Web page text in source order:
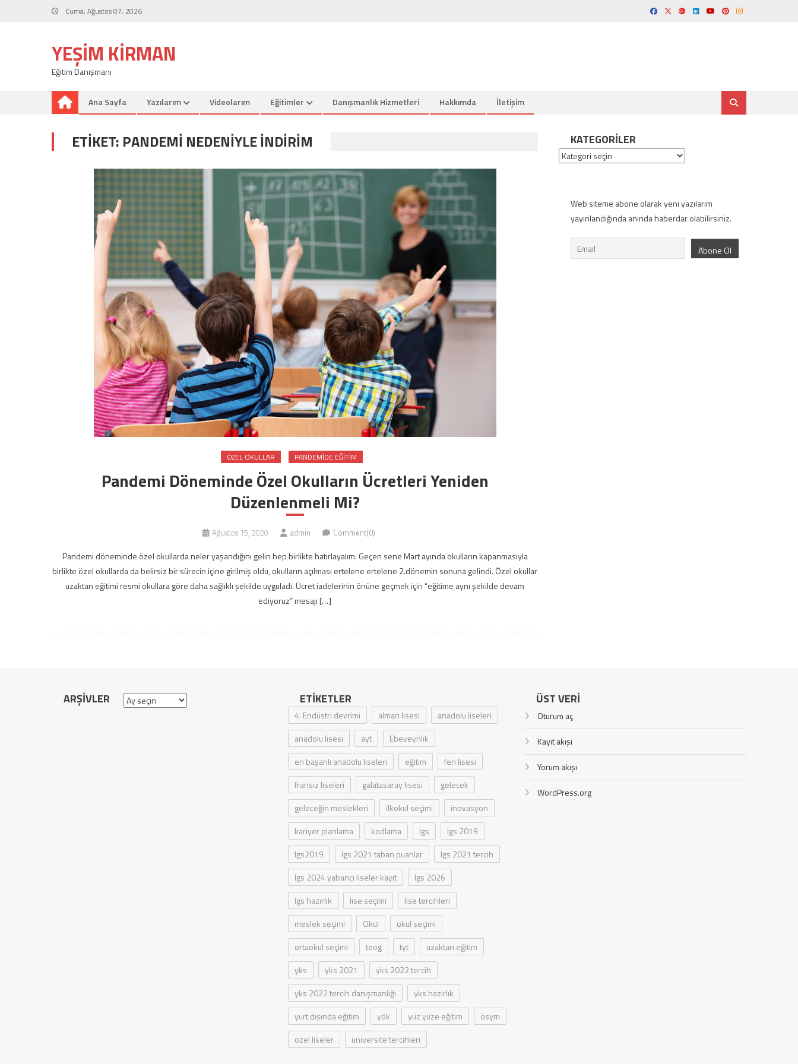
Cuma, Ağustos 07, 2026
YEŞIM KIRMAN
Eğitim Danışmanı
Ana Sayfa Yazılarım Videolarım Eğitimler Danışmanlık Hizmetleri Hakkımda İletişim
ETIKET: PANDEMI NEDENIYLE INDIRIM
ÖZEL OKULLAR PANDEMIDE EĞITIM
Pandemi Döneminde Özel Okulların Ücretleri Yeniden
Düzenlenmeli Mi?
Ağustos 15, 2020 admin Comment(0)
Pandemi döneminde özel okullarda neler yaşandığını gelin hep birlikte hatırlayalım. Geçen sene Mart ayında okulların kapanmasıyla
birlikte özel okullarda da belirsiz bir sürecin içine girilmiş oldu, okulların açılması ertelene ertelene 2.dönemin sonuna gelindi. Özel okullar
uzaktan eğitimi resmi okullara göre daha sağlıklı şekilde uyguladı. Ücret iadelerinin önüne geçmek için “eğitime aynı şekilde devam
ediyoruz” mesajı […]
KATEGORILER
Kategoriler
Web siteme abone olarak yeni yazılarım
yayınlandığında anında haberdar olabilirsiniz.
ARŞIVLER Arşivler ETIKETLER
4. Endüstri devrimi alman lisesi
anadolu liseleri
anadolu lisesi
ayt
Ebeveynlik
en başarılı anadolu liseleri
eğitim
fen lisesi
fransız liseleri
galatasaray lisesi
gelecek
geleceğin meslekleri
ilkokul seçimi
inovasyon
kariyer planlama
kodlama lgs
lgs 2019
lgs2019
lgs 2021 taban puanlar
lgs 2021 tercih
lgs 2024 yabancı liseler kayıt
lgs 2026
lgs hazırlık
lise seçimi
lise tercihleri
meslek seçimi
Okul
okul seçimi
ortaokul seçimi
teog tyt
uzaktan eğitim
yks
yks 2021
yks 2022 tercih
yks 2022 tercih danışmanlığı
yks hazırlık
yurt dışında eğitim
yök yüz yüze eğitim
ösym
özel liseler
üniversite tercihleri
ÜST VERI
Oturum aç
Kayıt akışı
Yorum akışı
WordPress.org